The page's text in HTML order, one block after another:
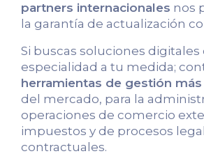
partners internacionales nos
la garantía de actualización
Si buscas soluciones digitales
especialidad a tu medida;
herramientas de gestión
del mercado, para la
operaciones de comercio
impuestos y de procesos
contractuales.